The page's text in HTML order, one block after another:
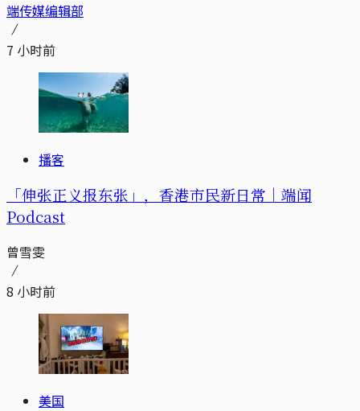
端传媒编辑部
7 小时前
播客
「伸张正义报东张」，香港市民新日常｜端闻
Podcast
曾雪雯
8 小时前
美国